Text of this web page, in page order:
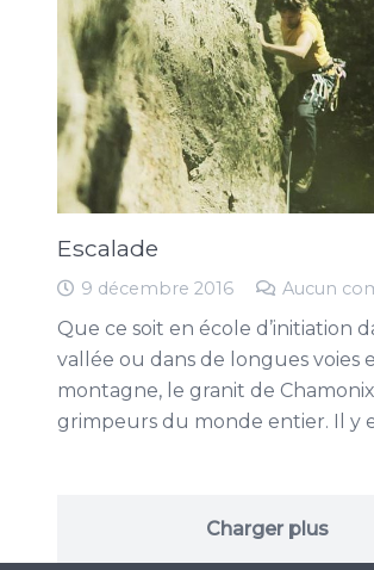
Escalade
9 décembre 2016 Aucun
Que ce soit en école d’initiation
vallée ou dans de longues voies
montagne, le granit de
grimpeurs du monde entier. Il y
Charger plus